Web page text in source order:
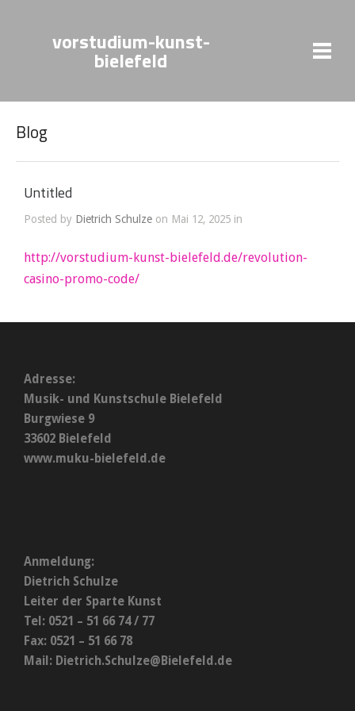
vorstudium-kunst-
bielefeld
Blog
Untitled
Posted by Dietrich Schulze on Mai 12, 2025 in
http://vorstudium-kunst-bielefeld.de/revolution-
casino-promo-code/
Adresse:
Musik- und Kunstschule Bielefeld
Burgwiese 9
33602 Bielefeld
www.muku-bielefeld.de
Anmeldung:
Dietrich Schulze
Leiter der Sparte Kunst
Tel: 0521 – 51 66 74 / 77
Fax: 0521 – 51 66 78
Mail: Dietrich.Schulze@Bielefeld.de